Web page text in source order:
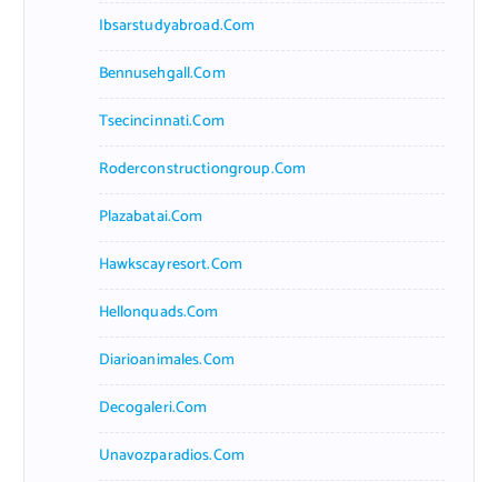
Ibsarstudyabroad.com
Bennusehgall.com
Tsecincinnati.com
Roderconstructiongroup.com
Plazabatai.com
Hawkscayresort.com
Hellonquads.com
Diarioanimales.com
Decogaleri.com
Unavozparadios.com